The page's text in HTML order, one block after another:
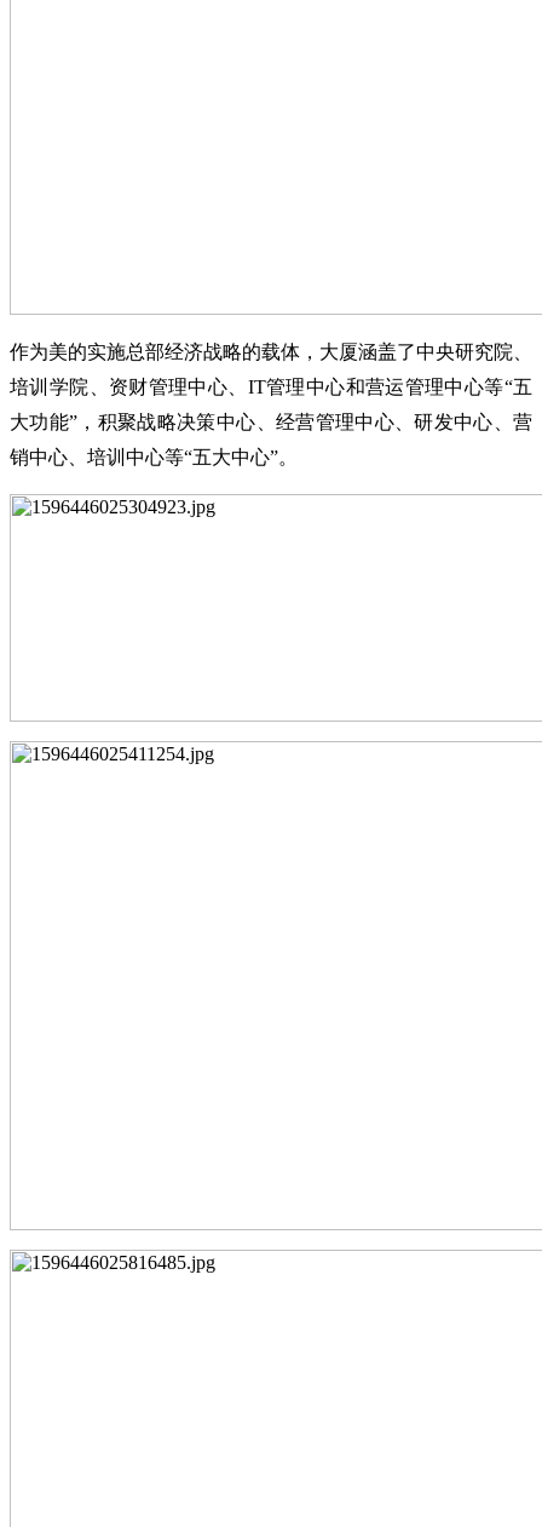
作为美的实施总部经济战略的载体，大厦涵盖了中央研究院、
培训学院、资财管理中心、 IT管理中心和营运管理中心等“五
大功能”，积聚战略决策中心、经营管理中心、研发中心、营
销中心、培训中心等“五大中心”。